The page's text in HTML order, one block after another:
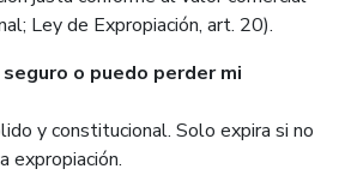
Ley de Expropiación, art. 20).
o puedo perder mi
y constitucional. Solo expira si no
expropiación.